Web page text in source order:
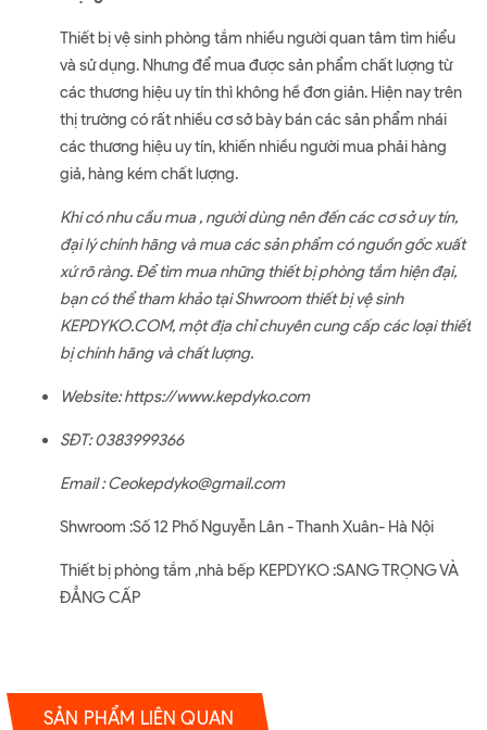
Thiết bị vệ sinh phòng tắm nhiều người quan tâm tìm hiểu
và sử dụng. Nhưng để mua được sản phẩm chất lượng từ
các thương hiệu uy tín thì không hề đơn giản. Hiện nay trên
thị trường có rất nhiều cơ sở bày bán các sản phẩm nhái
các thương hiệu uy tín, khiến nhiều người mua phải hàng
giả, hàng kém chất lượng.
Khi có nhu cầu mua , người dùng nên đến các cơ sở uy tín,
đại lý chính hãng và mua các sản phẩm có nguồn gốc xuất
xứ rõ ràng. Để tìm mua những thiết bị phòng tắm hiện đại,
bạn có thể tham khảo tại Shwroom thiết bị vệ sinh
KEPDYKO.COM, một địa chỉ chuyên cung cấp các loại thiết
bị chính hãng và chất lượng.
Website: https://www.kepdyko.com
SĐT: 0383999366
Email : Ceokepdyko@gmail.com
Shwroom :Số 12 Phố Nguyễn Lân - Thanh Xuân- Hà Nội
Thiết bị phòng tắm ,nhà bếp KEPDYKO :SANG TRỌNG VÀ
ĐẲNG CẤP
SẢN PHẨM LIÊN QUAN